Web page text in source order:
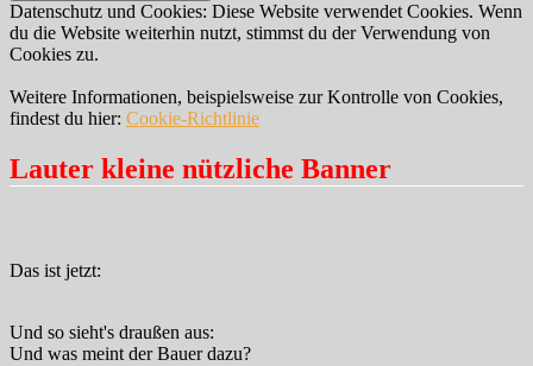
Datenschutz und Cookies: Diese Website verwendet Cookies. Wenn
du die Website weiterhin nutzt, stimmst du der Verwendung von
Cookies zu.
Weitere Informationen, beispielsweise zur Kontrolle von Cookies,
findest du hier: Cookie-Richtlinie
Lauter kleine nützliche Banner
Das ist jetzt:
Und so sieht's draußen aus:
Und was meint der Bauer dazu?